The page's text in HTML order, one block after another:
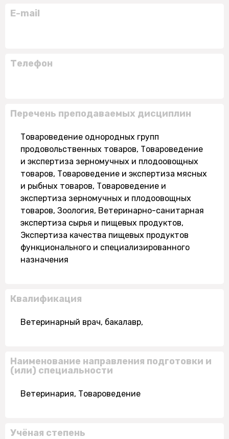
E-mail
Телефон
Перечень преподаваемых дисциплин
Товароведение однородных групп
продовольственных товаров, Товароведение
и экспертиза зерномучных и плодоовощных
товаров, Товароведение и экспертиза мясных
и рыбных товаров, Товароведение и
экспертиза зерномучных и плодоовощных
товаров, Зоология, Ветеринарно-санитарная
экспертиза сырья и пищевых продуктов,
Экспертиза качества пищевых продуктов
функционального и специализированного
назначения
Квалификация
Ветеринарный врач, бакалавр,
Наименование направления подготовки и
(или) специальности
Ветеринария, Товароведение
Учёная степень